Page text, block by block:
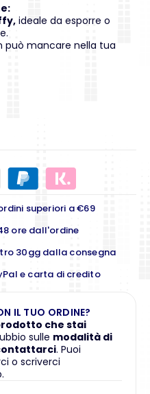
ideale da esporre o
può mancare nella tua
superiori a €69
ore dall'ordine
30gg dalla consegna
e carta di credito
IL TUO ORDINE?
che stai
sulle modalità di
. Puoi
o scriverci